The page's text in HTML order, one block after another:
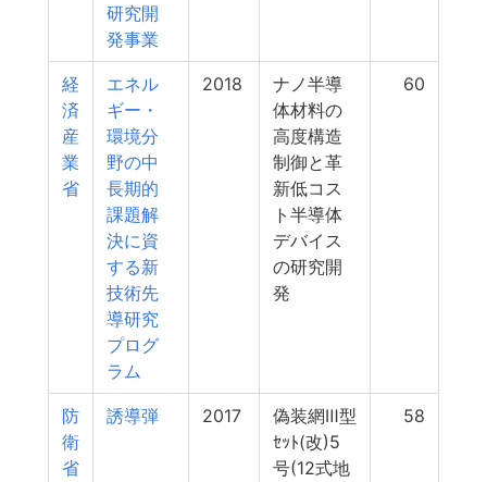
研究開
発事業
経
済
産
業
省
エネル
ギー・
環境分
野の中
長期的
課題解
決に資
する新
技術先
導研究
プログ
ラム
2018
ナノ半導
体材料の
高度構造
制御と革
新低コス
ト半導体
デバイス
の研究開
発
60
防
衛
省
誘導弾 2017
偽装網Ⅲ型
ｾｯﾄ(改)5
号(12式地
58